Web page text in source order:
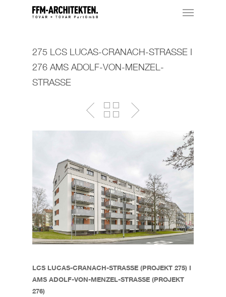
275 LCS LUCAS-CRANACH-STRASSE I 2
76 AMS ADOLF-VON-MENZEL-S
TRASSE
LCS LUCAS-CRANACH-STRASSE (PROJEKT 275) I
AMS ADOLF-VON-MENZEL-STRASSE (PROJEKT
276)